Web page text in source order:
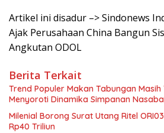
Artikel ini disadur –> Sindonews
Ajak Perusahaan China Bangun
Angkutan ODOL
Berita Terkait
Trend Populer Makan Tabungan
Menyoroti Dinamika Simpanan
Milenial Borong Surat Utang Ritel
Rp40 Triliun